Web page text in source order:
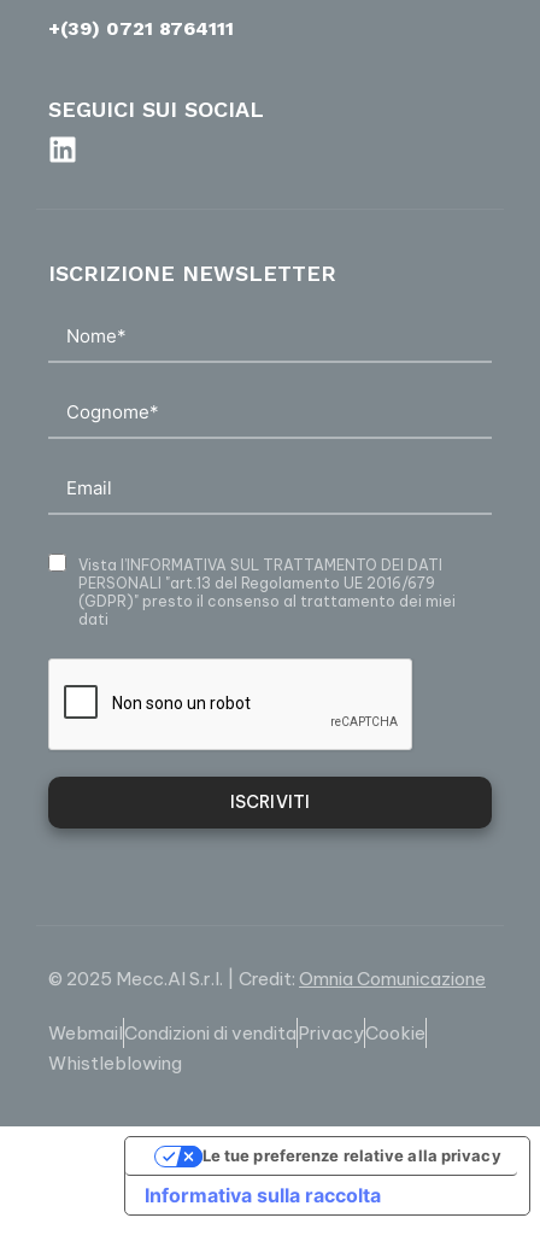
+(39) 0721 8764111
SEGUICI SUI SOCIAL
ISCRIZIONE NEWSLETTER
Vista l’INFORMATIVA SUL TRATTAMENTO DEI DATI
PERSONALI
"art.13 del Regolamento UE 2016/679
(GDPR)" presto il consenso al trattamento dei miei
dati
ISCRIVITI
© 2025 Mecc.Al S.r.l. | Credit: Omnia Comunicazione
WebmailCondizioni di venditaPrivacyCookie
Whistleblowing
Informativa sulla raccolta
Le tue preferenze relative alla privacy